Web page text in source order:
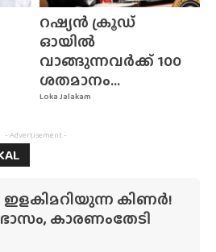
Loka Jalakam
റഷ്യൻ ക്രൂഡ്
ഓയിൽ
വാങ്ങുന്നവർക്ക് 100
ശതമാനം...
- Advertisement -
കിണർ!
കാരണംതേടി